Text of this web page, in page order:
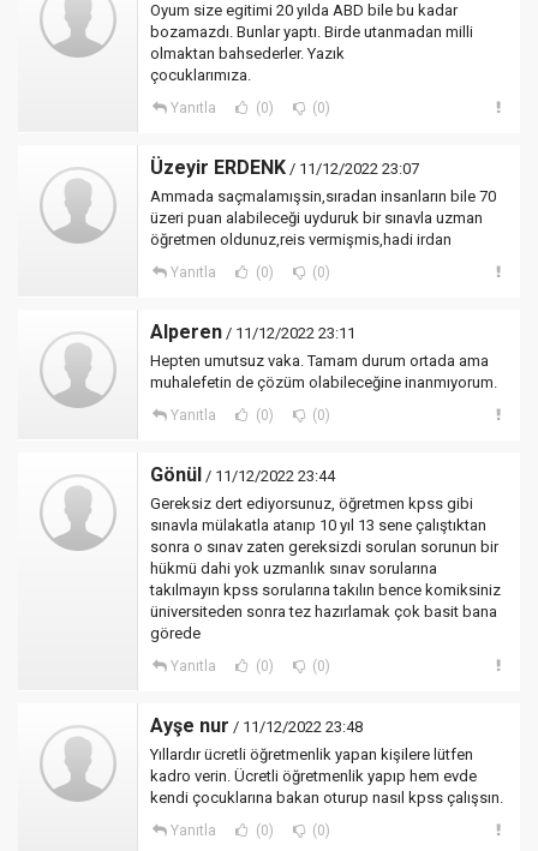
Oyum size egitimi 20 yılda ABD bile bu kadar
bozamazdı. Bunlar yaptı. Birde utanmadan milli
olmaktan bahsederler. Yazık
çocuklarımıza.
Yanıtla (0) (0)
Üzeyir ERDENK / 11/12/2022 23:07
Ammada saçmalamışsin,sıradan insanların bile 70
üzeri puan alabileceği uyduruk bir sınavla uzman
öğretmen oldunuz,reis vermişmis,hadi irdan
Yanıtla (0) (0)
Alperen / 11/12/2022 23:11
Hepten umutsuz vaka. Tamam durum ortada ama
muhalefetin de çözüm olabileceğine inanmıyorum.
Yanıtla (0) (0)
Gönül / 11/12/2022 23:44
Gereksiz dert ediyorsunuz, öğretmen kpss gibi
sınavla mülakatla atanıp 10 yıl 13 sene çalıştıktan
sonra o sınav zaten gereksizdi sorulan sorunun bir
hükmü dahi yok uzmanlık sınav sorularına
takılmayın kpss sorularına takılın bence komiksiniz
üniversiteden sonra tez hazırlamak çok basit bana
görede
Yanıtla (0) (0)
Ayşe nur / 11/12/2022 23:48
Yıllardır ücretli öğretmenlik yapan kişilere lütfen
kadro verin. Ücretli öğretmenlik yapıp hem evde
kendi çocuklarına bakan oturup nasıl kpss çalışsın.
Yanıtla (0) (0)